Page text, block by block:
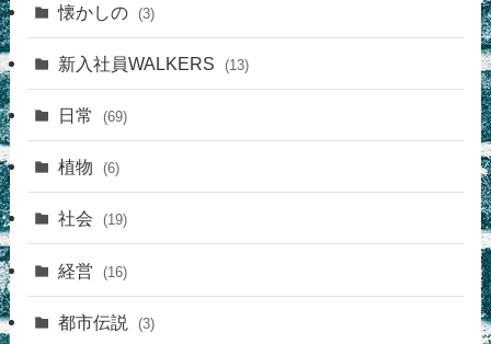
懐かしの (3)
新入社員WALKERS (13)
日常 (69)
植物 (6)
社会 (19)
経営 (16)
都市伝説 (3)